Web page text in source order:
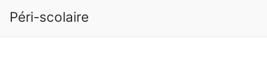
Péri-scolaire